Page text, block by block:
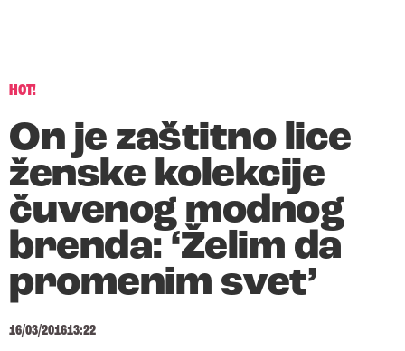
HOT!
On je zaštitno lice
ženske kolekcije
čuvenog modnog
brenda: ‘Želim da
promenim svet’
16/03/201613:22